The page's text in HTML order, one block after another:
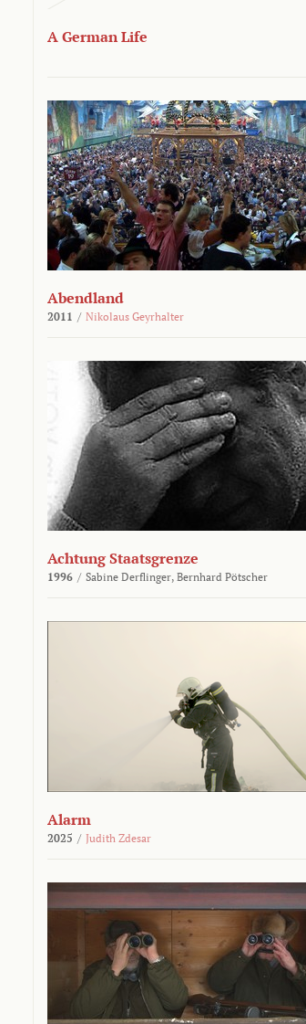
A German Life
Abendland
2011 / Nikolaus Geyrhalter
Achtung Staatsgrenze
1996 / Sabine Derflinger, Bernhard Pötscher
Alarm
2025 / Judith Zdesar